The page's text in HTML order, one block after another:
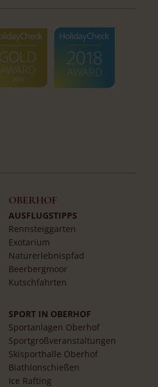
OBERHOF
AUSFLUGSTIPPS
Rennsteiggarten
Exotarium
Naturerlebnispfad
Beerbergmoor
Kutschfahrten
SPORT IN OBERHOF
Sportanlagen Oberhof
Sportgroßveranstaltungen
Skisporthalle Oberhof
Biathlonschießen
Ice Rafting